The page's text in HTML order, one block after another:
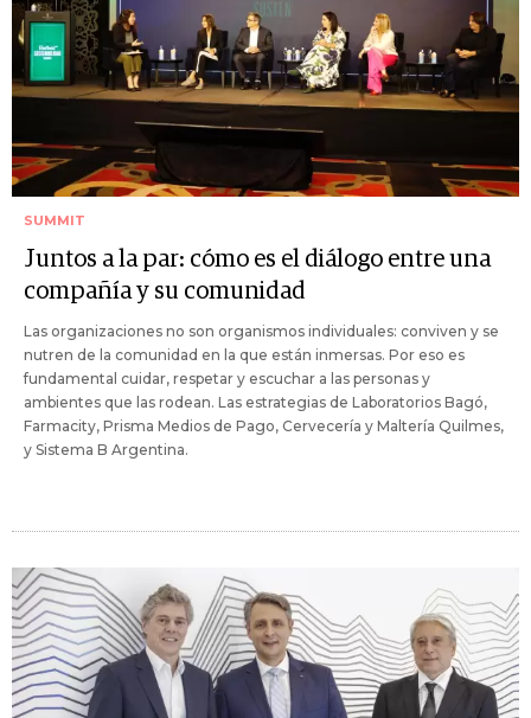
SUMMIT
Juntos a la par: cómo es el diálogo entre una
compañía y su comunidad
Las organizaciones no son organismos individuales: conviven y se
nutren de la comunidad en la que están inmersas. Por eso es
fundamental cuidar, respetar y escuchar a las personas y
ambientes que las rodean. Las estrategias de Laboratorios Bagó,
Farmacity, Prisma Medios de Pago, Cervecería y Maltería Quilmes,
y Sistema B Argentina.